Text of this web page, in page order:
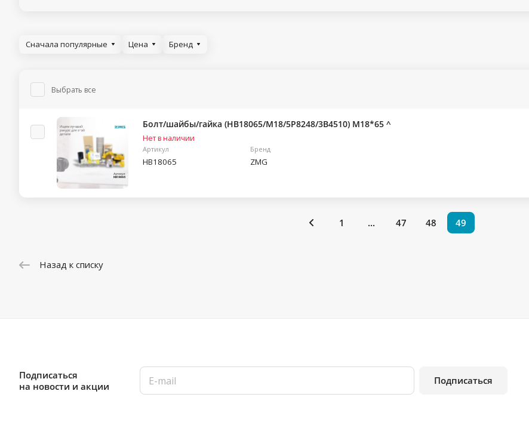
Сначала популярные Цена Бренд
Выбрать все
Болт/шайбы/гайка (HB18065/M18/5P8248/3B4510) M18*65 ^
Нет в наличии
Артикул
HB18065
Бренд
ZMG
1 ... 47 48 49
Назад к списку
Подписаться
на новости и акции
Подписаться